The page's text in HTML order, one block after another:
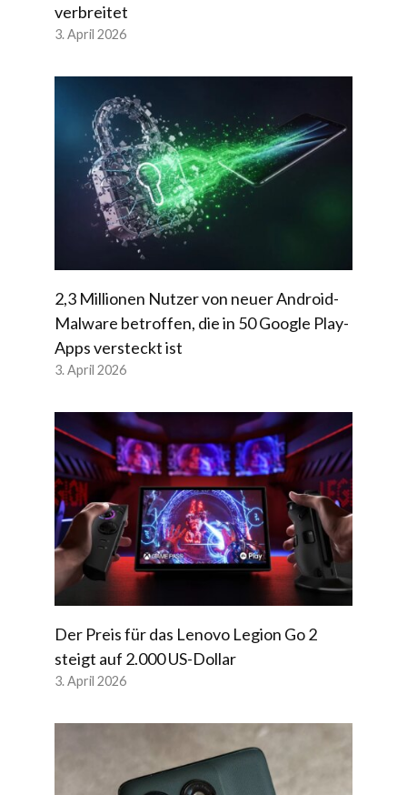
verbreitet
3. April 2026
2,3 Millionen Nutzer von neuer Android-
Malware betroffen, die in 50 Google Play-
Apps versteckt ist
3. April 2026
Der Preis für das Lenovo Legion Go 2
steigt auf 2.000 US-Dollar
3. April 2026